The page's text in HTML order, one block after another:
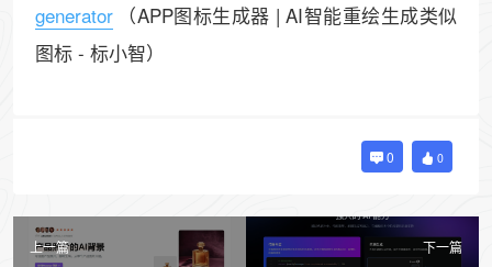
generator （APP图标生成器 | AI智能重绘生成类似
图标 - 标小智）
0 0
上一篇
下一篇